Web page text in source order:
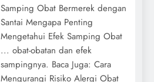
Samping Obat Bermerek dengan
Santai Mengapa Penting
Mengetahui Efek Samping Obat
... obat-obatan dan efek
sampingnya. Baca Juga: Cara
Mengurangi Risiko Alergi Obat